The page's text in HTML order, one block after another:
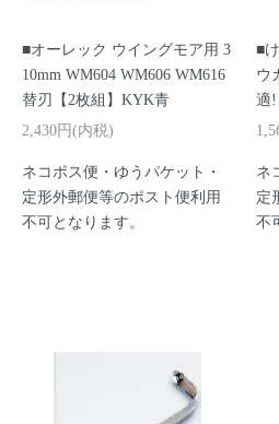
■オーレック ウイングモア用 3
10mm WM604 WM606 WM616
替刃【2枚組】KYK青
2,430円(内税)
ネコポス便・ゆうパケット・
定形外郵便等のポスト便利用
不可となります。
■
ウ
適!
ネ
定
不